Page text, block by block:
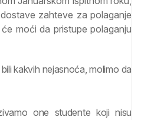
zahteve za polaganje
moći da pristupe polaganju
kakvih nejasnoća, molimo da
one studente koji nisu